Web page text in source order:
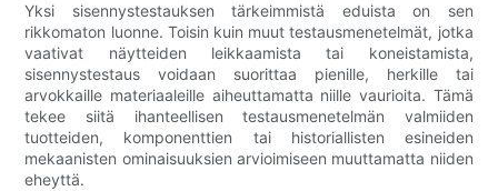
Yksi sisennystestauksen tärkeimmistä eduista on sen
rikkomaton luonne. Toisin kuin muut testausmenetelmät, jotka
vaativat näytteiden leikkaamista tai koneistamista,
sisennystestaus voidaan suorittaa pienille, herkille tai
arvokkaille materiaaleille aiheuttamatta niille vaurioita. Tämä
tekee siitä ihanteellisen testausmenetelmän valmiiden
tuotteiden, komponenttien tai historiallisten esineiden
mekaanisten ominaisuuksien arvioimiseen muuttamatta niiden
eheyttä.